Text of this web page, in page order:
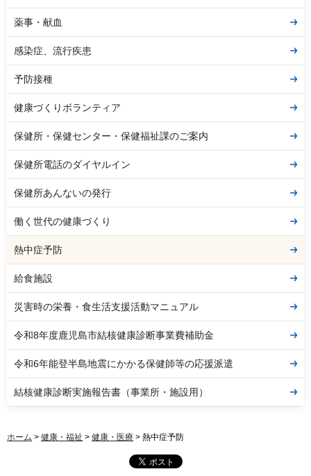
薬事・献血
感染症、流行疾患
予防接種
健康づくりボランティア
保健所・保健センター・保健福祉課のご案内
保健所電話のダイヤルイン
保健所あんないの発行
働く世代の健康づくり
熱中症予防
給食施設
災害時の栄養・食生活支援活動マニュアル
令和8年度鹿児島市結核健康診断事業費補助金
令和6年能登半島地震にかかる保健師等の応援派遣
結核健康診断実施報告書（事業所・施設用）
ホーム > 健康・福祉 > 健康・医療 > 熱中症予防